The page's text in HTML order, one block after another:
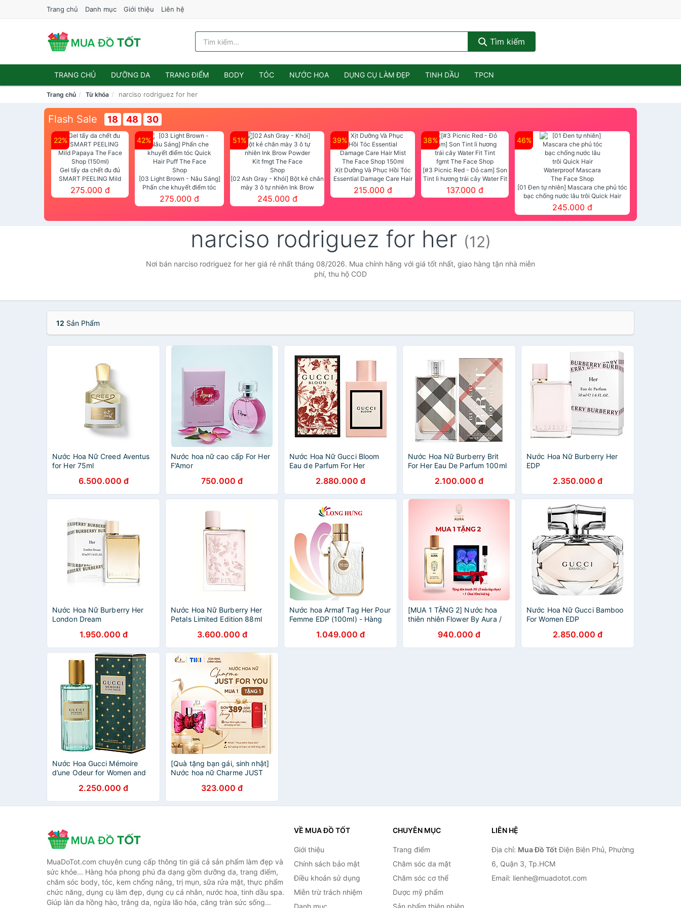
Trang chủ Danh mục Giới thiệu Liên hệ
Tìm kiếm
TRANG CHỦ DƯỠNG DA TRANG ĐIỂM BODY TÓC NƯỚC HOA DỤNG CỤ LÀM ĐẸP TINH DẦU TPCN
Trang chủ Từ khóa narciso rodriguez for her
Flash Sale 18 48 29
22%
Gel tẩy da chết đu đủ
SMART PEELING Mild
Papaya The Face Shop
(150ml)
275.000 đ
42%
[03 Light Brown - Nâu Sáng]
Phấn che khuyết điểm tóc
Quick Hair Puff The Face Shop
275.000 đ
51%
[02 Ash Gray - Khói] Bột kẻ chân
mày 3 ô tự nhiên Ink Brow
Powder Kit fmgt The Face Shop
245.000 đ
39%
Xịt Dưỡng Và Phục Hồi Tóc
Essential Damage Care Hair
Mist The Face Shop 150ml
215.000 đ
38%
[#3 Picnic Red - Đỏ cam] Son
Tint lì hương trái cây Water Fit
Tint fgmt The Face Shop
137.000 đ
46%
[01 Đen tự nhiên] Mascara che phủ tóc
bạc chống nước lâu trôi Quick Hair
Waterproof Mascara The Face Shop
245.000 đ
narciso rodriguez for her (12)
Nơi bán narciso rodriguez for her giá rẻ nhất tháng 08/2026. Mua chính hãng với giá tốt nhất, giao hàng tận nhà miễn
phí, thu hộ COD
12 Sản Phẩm
Nước Hoa Nữ Creed Aventus
for Her 75ml
6.500.000 đ
Nước hoa nữ cao cấp For Her
F’Amor
750.000 đ
Nước Hoa Nữ Gucci Bloom
Eau de Parfum For Her
2.880.000 đ
Nước Hoa Nữ Burberry Brit
For Her Eau De Parfum 100ml
2.100.000 đ
Nước Hoa Nữ Burberry Her
EDP
2.350.000 đ
Nước Hoa Nữ Burberry Her
London Dream
1.950.000 đ
Nước Hoa Nữ Burberry Her
Petals Limited Edition 88ml
3.600.000 đ
Nước hoa Armaf Tag Her Pour
Femme EDP (100ml) - Hàng
1.049.000 đ
[MUA 1 TẶNG 2] Nước hoa
thiên nhiên Flower By Aura /
ngọt ngào, thanh mát cuốn
hút 50ml
940.000 đ
Nước Hoa Nữ Gucci Bamboo
For Women EDP
2.850.000 đ
Nước Hoa Gucci Mémoire
d’une Odeur for Women and
2.250.000 đ
[Quà tặng bạn gái, sinh nhật]
Nước hoa nữ Charme JUST
ngào, chính hãng, lưu hương
323.000 đ
MuaDoTot.com chuyên cung cấp thông tin giá cả sản phẩm làm đẹp và
sức khỏe... Hàng hóa phong phú đa dạng gồm dưỡng da, trang điểm,
chăm sóc body, tóc, kem chống nắng, trị mụn, sữa rửa mặt, thực phẩm
chức năng, dụng cụ làm đẹp, dụng cụ cá nhân, nước hoa, tinh dầu spa.
Giúp làn da hồng hào, trắng da, ngừa lão hóa, căng tràn sức sống...
VỀ MUA ĐỒ TỐT
Giới thiệu
Chính sách bảo mật
Điều khoản sử dụng
Miễn trừ trách nhiệm
Danh mục
CHUYÊN MỤC
Trang điểm
Chăm sóc da mặt
Chăm sóc cơ thể
Dược mỹ phẩm
Sản phẩm thiên nhiên
LIÊN HỆ
Địa chỉ: Mua Đồ TốtĐiện Biên Phủ, Phường
6, Quận 3, Tp.HCM
Email: lienhe@muadotot.com